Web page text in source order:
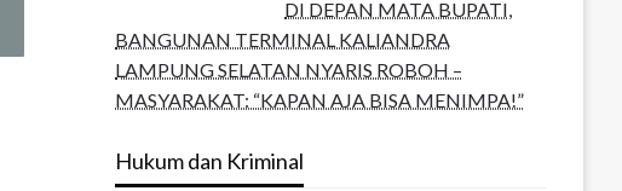
DI DEPAN MATA BUPATI,
BANGUNAN TERMINAL KALIANDRA
LAMPUNG SELATAN NYARIS ROBOH –
MASYARAKAT: “KAPAN AJA BISA MENIMPA!”
Hukum dan Kriminal